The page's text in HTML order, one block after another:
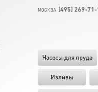
МОСКВА (495) 269-
Насосы для пруда
Изливы